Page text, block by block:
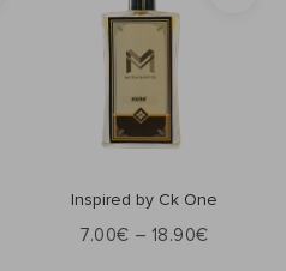
Inspired by Ck One
7.00€ – 18.90€